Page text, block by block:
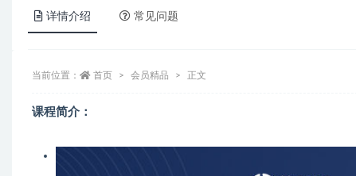
详情介绍 常见问题
当前位置： 首页 会员精品 正文
课程简介：